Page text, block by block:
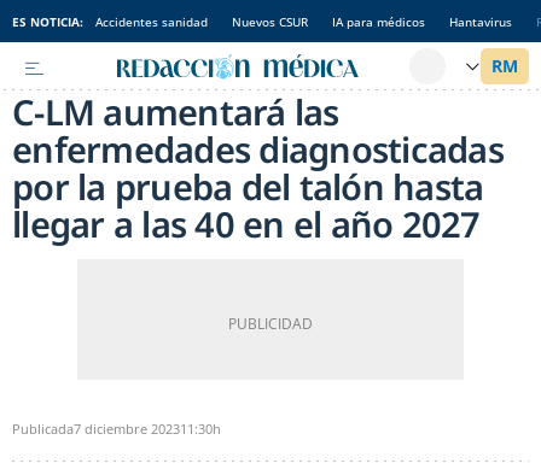
ES NOTICIA: Accidentes sanidad Nuevos CSUR IA para médicos Hantavirus
C-LM aumentará las
enfermedades diagnosticadas
por la prueba del talón hasta
llegar a las 40 en el año 2027
Publicada7 diciembre 202311:30h